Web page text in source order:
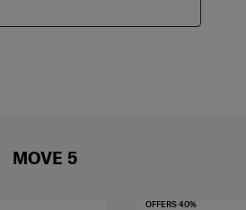
MOVE 5
OFFERS 40%